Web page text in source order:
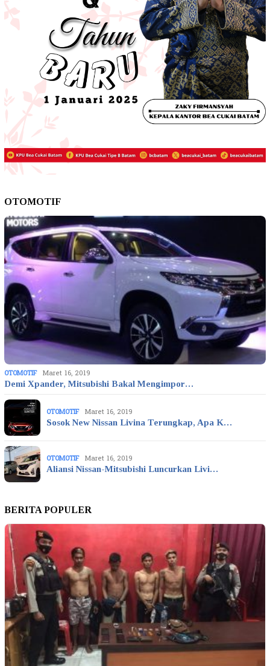
OTOMOTIF
OTOMOTIF Maret 16, 2019
Demi Xpander, Mitsubishi Bakal Mengimpor…
OTOMOTIF Maret 16, 2019
Sosok New Nissan Livina Terungkap, Apa K…
OTOMOTIF Maret 16, 2019
Aliansi Nissan-Mitsubishi Luncurkan Livi…
BERITA POPULER